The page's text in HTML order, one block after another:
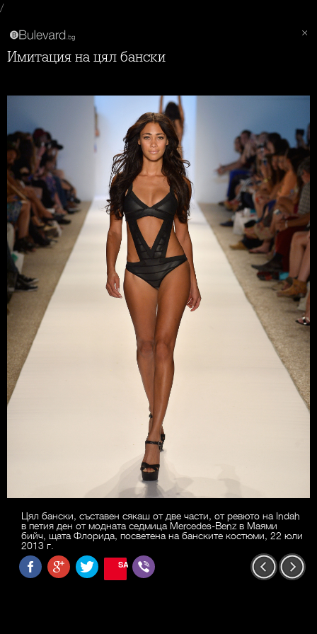
/
Имитация на цял бански
Цял бански, съставен сякаш от две части, от ревюто на Indah
в петия ден от модната седмица Mercedes-Benz в Маями
бийч, щата Флорида, посветена на банските костюми, 22 юли
2013 г.
SAVE